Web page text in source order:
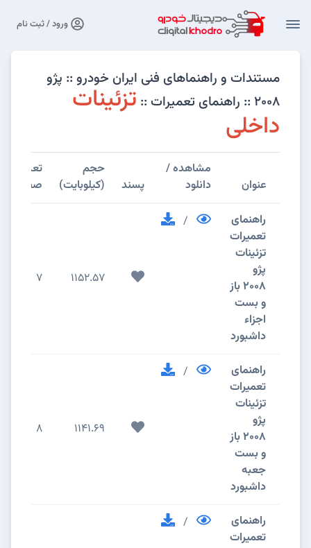
ورود / ثبت نام
مستندات و راهنماهای فنی ایران خودرو :: پژو
۲۰۰۸ :: راهنمای تعمیرات ::
تزئینات
داخلی
عنوان
مشاهده /
دانلود
پسند
حجم
(کیلوبایت)
تعداد
صفحات
راهنمای
تعمیرات
تزئینات
پژو
2008 باز
و بست
اجزاء
داشبورد
/
1152.57
7
راهنمای
تعمیرات
تزئینات
پژو
2008 باز
و بست
جعبه
داشبورد
/
1141.69
8
راهنمای
تعمیرات
/